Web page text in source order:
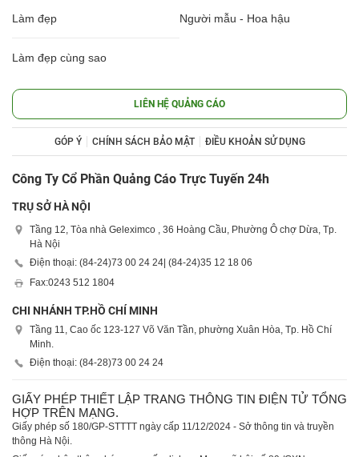
Làm đẹp Người mẫu - Hoa hậu
Làm đẹp cùng sao
LIÊN HỆ QUẢNG CÁO
GÓP Ý CHÍNH SÁCH BẢO MẬT ĐIỀU KHOẢN SỬ DỤNG
Công Ty Cổ Phần Quảng Cáo Trực Tuyến 24h
TRỤ SỞ HÀ NỘI
Tầng 12, Tòa nhà Geleximco , 36 Hoàng Cầu, Phường Ô chợ Dừa, Tp.
Hà Nội
Điện thoại: (84-24)73 00 24 24 | (84-24)35 12 18 06
Fax:0243 512 1804
CHI NHÁNH TP.HỒ CHÍ MINH
Tầng 11, Cao ốc 123-127 Võ Văn Tần, phường Xuân Hòa, Tp. Hồ Chí
Minh.
Điện thoại: (84-28)73 00 24 24
GIẤY PHÉP THIẾT LẬP TRANG THÔNG TIN ĐIỆN TỬ TỔNG
HỢP TRÊN MẠNG.
Giấy phép số 180/GP-STTTT ngày cấp 11/12/2024 - Sở thông tin và truyền
thông Hà Nội.